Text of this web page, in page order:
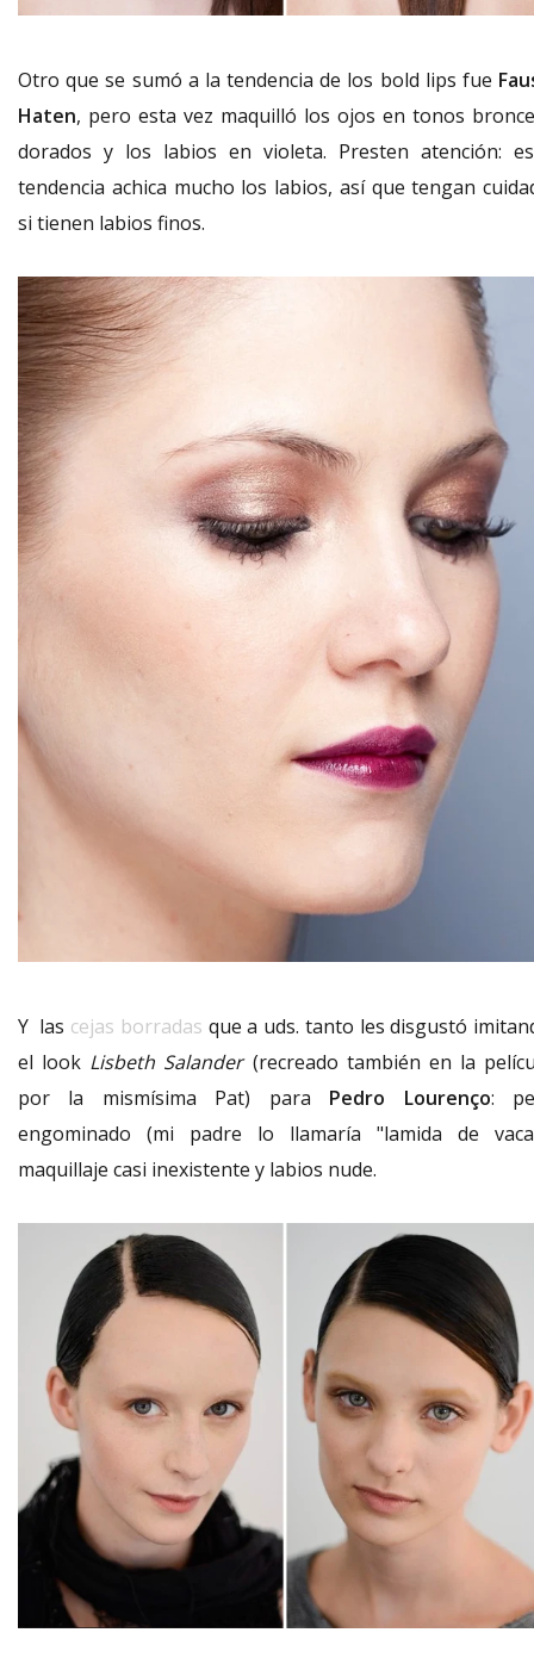
Otro que se sumó a la tendencia de los bold lips fue
Haten, pero esta vez maquilló los ojos en tonos
dorados y los labios en violeta. Presten atención:
tendencia achica mucho los labios, así que tengan
si tienen labios finos.
Y las cejas borradas que a uds. tanto les disgustó
el look Lisbeth Salander(recreado también en la
por la mismísima Pat) para Pedro Lourenço:
engominado (mi padre lo llamaría "lamida de
maquillaje casi inexistente y labios nude.